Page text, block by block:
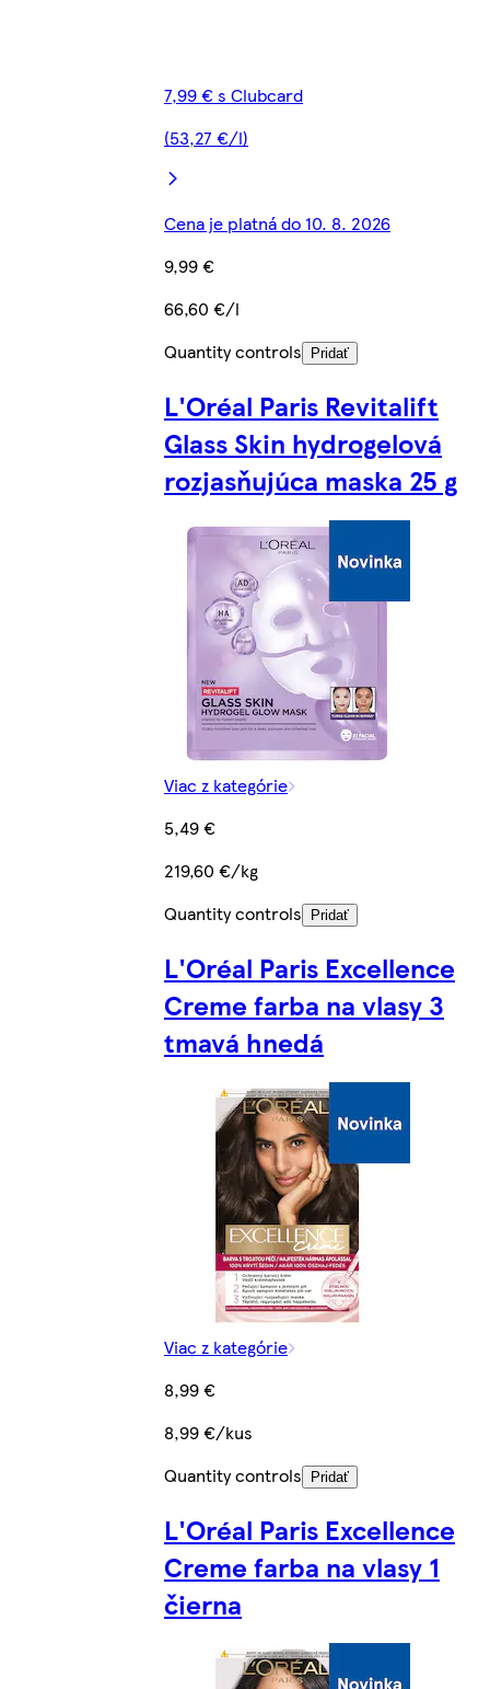
7,99 € s Clubcard
(53,27 €/l)
Cena je platná do 10. 8. 2026
9,99 €
66,60 €/l
Quantity controls
Pridať
L'Oréal Paris Revitalift
Glass Skin hydrogelová
rozjasňujúca maska 25 g
Viac z kategórie
5,49 €
219,60 €/kg
Quantity controls
Pridať
L'Oréal Paris Excellence
Creme farba na vlasy 3
tmavá hnedá
Viac z kategórie
8,99 €
8,99 €/kus
Quantity controls
Pridať
L'Oréal Paris Excellence
Creme farba na vlasy 1
čierna